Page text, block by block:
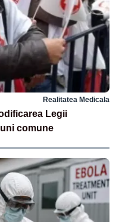
Realitatea Medicala
Legii
comune